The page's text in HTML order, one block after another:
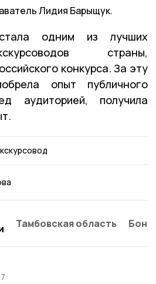
Лидия Барыщук.
одним из лучших
страны,
конкурса. За эту
опыт публичного
аудиторией, получила
Тамбовская область